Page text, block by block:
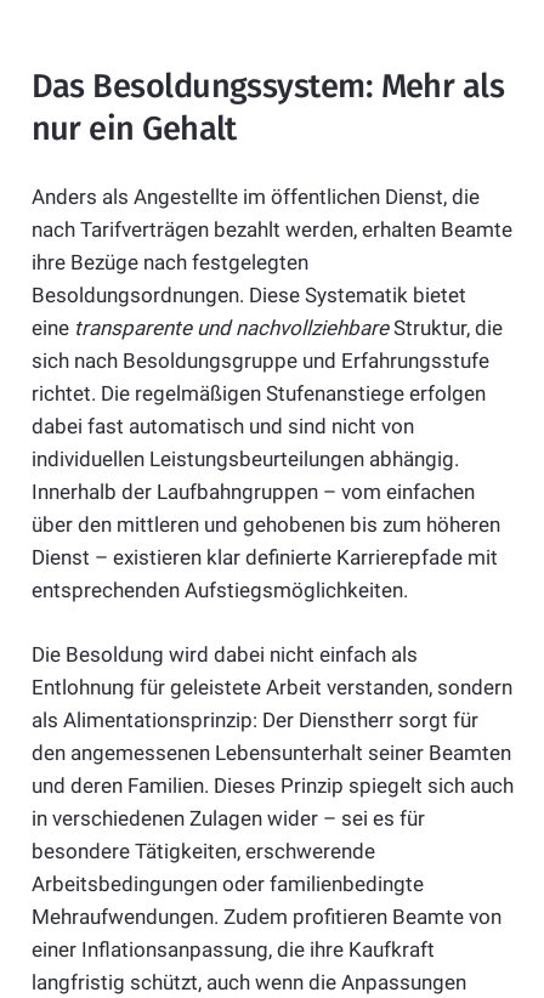
Das Besoldungssystem: Mehr als
nur ein Gehalt
Anders als Angestellte im öffentlichen Dienst, die
nach Tarifverträgen bezahlt werden, erhalten Beamte
ihre Bezüge nach festgelegten
Besoldungsordnungen. Diese Systematik bietet
eine transparente und nachvollziehbareStruktur, die
sich nach Besoldungsgruppe und Erfahrungsstufe
richtet. Die regelmäßigen Stufenanstiege erfolgen
dabei fast automatisch und sind nicht von
individuellen Leistungsbeurteilungen abhängig.
Innerhalb der Laufbahngruppen – vom einfachen
über den mittleren und gehobenen bis zum höheren
Dienst – existieren klar definierte Karrierepfade mit
entsprechenden Aufstiegsmöglichkeiten.
Die Besoldung wird dabei nicht einfach als
Entlohnung für geleistete Arbeit verstanden, sondern
als Alimentationsprinzip: Der Dienstherr sorgt für
den angemessenen Lebensunterhalt seiner Beamten
und deren Familien. Dieses Prinzip spiegelt sich auch
in verschiedenen Zulagen wider – sei es für
besondere Tätigkeiten, erschwerende
Arbeitsbedingungen oder familienbedingte
Mehraufwendungen. Zudem profitieren Beamte von
einer Inflationsanpassung, die ihre Kaufkraft
langfristig schützt, auch wenn die Anpassungen